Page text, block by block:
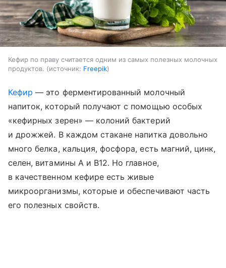
Кефир по праву считается одним из самых полезных молочных
продуктов.
источник: Freepik
Кефир — это ферментированный молочный
напиток, который получают с помощью особых
«кефирных зерен» — колоний бактерий
и дрожжей. В каждом стакане напитка довольно
много белка, кальция, фосфора, есть магний, цинк,
селен, витамины A и B12. Но главное,
в качественном кефире есть живые
микроорганизмы, которые и обеспечивают часть
его полезных свойств.